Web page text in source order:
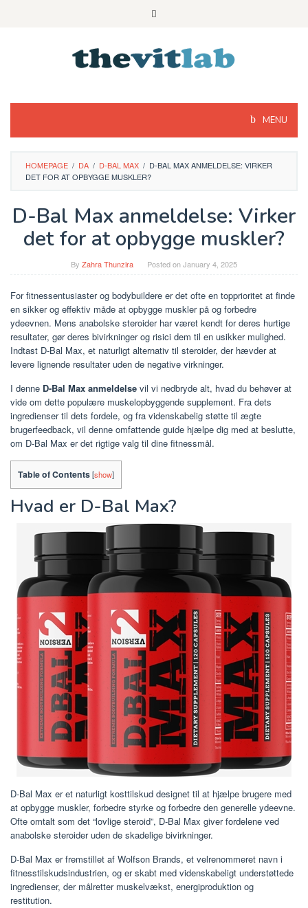
MENU
HOMEPAGE / DA / D-BAL MAX / D-BAL MAX ANMELDELSE: VIRKER
DET FOR AT OPBYGGE MUSKLER?
D-Bal Max anmeldelse: Virker
det for at opbygge muskler?
By Zahra Thunzira Posted onJanuary 4, 2025
For fitnessentusiaster og bodybuildere er det ofte en topprioritet at finde
en sikker og effektiv måde at opbygge muskler på og forbedre
ydeevnen. Mens anabolske steroider har været kendt for deres hurtige
resultater, gør deres bivirkninger og risici dem til en usikker mulighed.
Indtast D-Bal Max, et naturligt alternativ til steroider, der hævder at
levere lignende resultater uden de negative virkninger.
I denne D-Bal Max anmeldelse vil vi nedbryde alt, hvad du behøver at
vide om dette populære muskelopbyggende supplement. Fra dets
ingredienser til dets fordele, og fra videnskabelig støtte til ægte
brugerfeedback, vil denne omfattende guide hjælpe dig med at beslutte,
om D-Bal Max er det rigtige valg til dine fitnessmål.
Table of Contents[show]
Hvad er D-Bal Max?
D-Bal Max er et naturligt kosttilskud designet til at hjælpe brugere med
at opbygge muskler, forbedre styrke og forbedre den generelle ydeevne.
Ofte omtalt som det “lovlige steroid”, D-Bal Max giver fordelene ved
anabolske steroider uden de skadelige bivirkninger.
D-Bal Max er fremstillet af Wolfson Brands, et velrenommeret navn i
fitnesstilskudsindustrien, og er skabt med videnskabeligt understøttede
ingredienser, der målretter muskelvækst, energiproduktion og
restitution.